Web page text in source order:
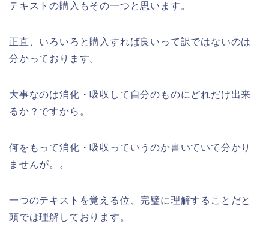
テキストの購入もその一つと思います。
正直、いろいろと購入すれば良いって訳ではないのは
分かっております。
大事なのは消化・吸収して自分のものにどれだけ出来
るか？ですから。
何をもって消化・吸収っていうのか書いていて分かり
ませんが。。
一つのテキストを覚える位、完璧に理解することだと
頭では理解しております。